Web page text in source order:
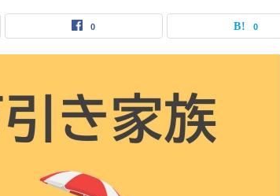
0 0